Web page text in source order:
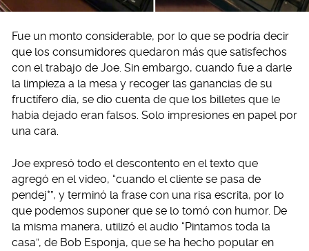
Fue un monto considerable, por lo que se podría decir
que los consumidores quedaron más que satisfechos
con el trabajo de Joe. Sin embargo, cuando fue a darle
la limpieza a la mesa y recoger las ganancias de su
fructífero día, se dio cuenta de que los billetes que le
había dejado eran falsos. Solo impresiones en papel por
una cara.
Joe expresó todo el descontento en el texto que
agregó en el video, “cuando el cliente se pasa de
pendej*”, y terminó la frase con una risa escrita, por lo
que podemos suponer que se lo tomó con humor. De
la misma manera, utilizó el audio “Pintamos toda la
casa”, de Bob Esponja, que se ha hecho popular en